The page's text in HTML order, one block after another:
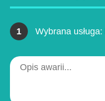
1 Wybrana usługa: